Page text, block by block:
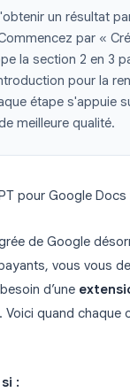
un résultat
par «
la section 2 en 3
pour la
étape s'appuie
meilleure qualité.
pour Google Docs
de Google
vous vous
d’une
Voici quand chaque
: